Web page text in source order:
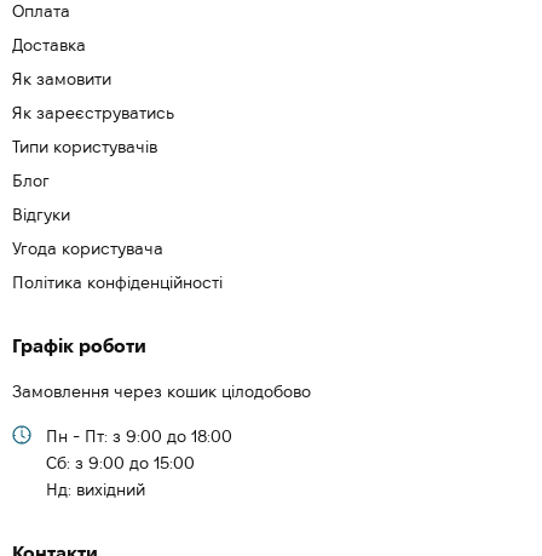
Оплата
Доставка
Як замовити
Як зареєструватись
Типи користувачів
Блог
Відгуки
Угода користувача
Політика конфіденційності
Графік роботи
Замовлення через кошик цілодобово
Пн - Пт: з 9:00 до 18:00
Cб: з 9:00 до 15:00
Нд: вихідний